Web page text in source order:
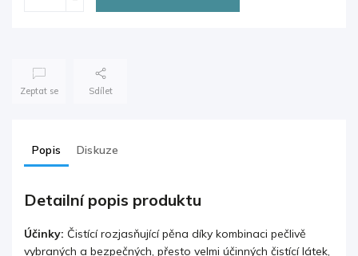
Zeptat se Sdílet
Popis Diskuze
Detailní popis produktu
Účinky: Čistící rozjasňující pěna díky kombinaci pečlivě
vybraných a bezpečných, přesto velmi účinných čistící látek,